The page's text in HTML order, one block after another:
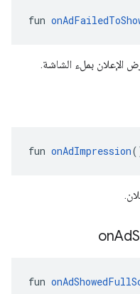
fun
الإعلان بملء الشاشة.
fun onAdImpression
onAd
fun